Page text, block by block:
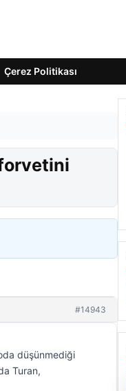
Çerez Politikası
#14943
düşünmediği
Turan,